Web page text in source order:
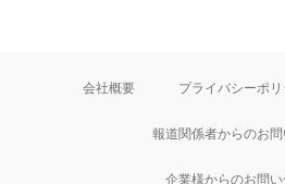
会社概要 プライバシーポ
報道関係者からのお
企業様からのお問